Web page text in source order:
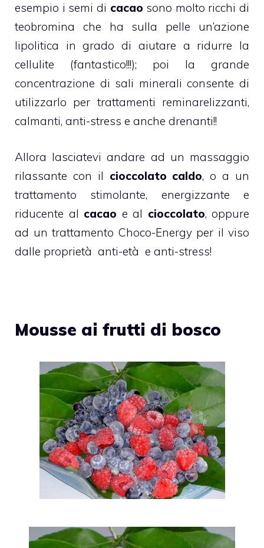
esempio i semi di cacao sono molto ricchi di
teobromina che ha sulla pelle un’azione
lipolitica in grado di aiutare a ridurre la
cellulite (fantastico!!!); poi la grande
concentrazione di sali minerali consente di
utilizzarlo per trattamenti reminarelizzanti,
calmanti, anti-stress e anche drenanti!!
Allora lasciatevi andare ad un massaggio
rilassante con il cioccolato caldo, o a un
trattamento stimolante, energizzante e
riducente al cacao e al cioccolato, oppure
ad un trattamento Choco-Energy per il viso
dalle proprietà anti-età e anti-stress!
Mousse ai frutti di bosco